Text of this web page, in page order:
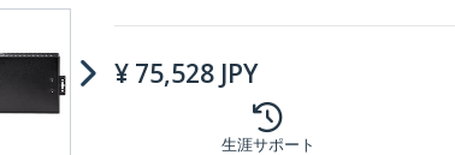
¥ 75,528 JPY
生涯サポート